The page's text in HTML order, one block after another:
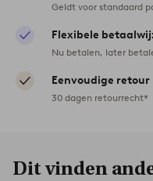
Geldt voor standaard
Flexibele
Nu betalen, later
Eenvoudige retour
30 dagen retourrecht*
Dit vinden